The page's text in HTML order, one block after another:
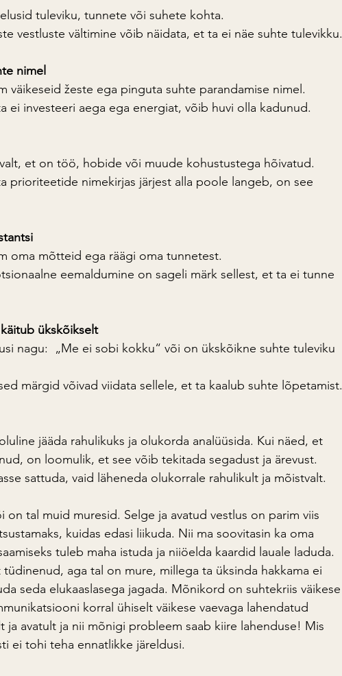
tuleviku, tunnete või suhete kohta.
vestluste vältimine võib näidata, et ta ei näe suhte tulevikku.
nimel
väikeseid žeste ega pinguta suhte parandamise nimel.
ei investeeri aega ega energiat, võib huvi olla kadunud.
et on töö, hobide või muude kohustustega hõivatud.
prioriteetide nimekirjas järjest alla poole langeb, on see
oma mõtteid ega räägi oma tunnetest.
eemaldumine on sageli märk sellest, et ta ei tunne
ükskõikselt
nagu:  „Me ei sobi kokku“ või on ükskõikne suhte tuleviku
märgid võivad viidata sellele, et ta kaalub suhte lõpetamist.
jääda rahulikuks ja olukorda analüüsida. Kui näed, et
on loomulik, et see võib tekitada segadust ja ärevust.
sattuda, vaid läheneda olukorrale rahulikult ja mõistvalt.
on tal muid muresid. Selge ja avatud vestlus on parim viis
kuidas edasi liikuda. Nii ma soovitasin ka oma
tuleb maha istuda ja niiöelda kaardid lauale laduda.
aga tal on mure, millega ta üksinda hakkama ei
seda elukaaslasega jagada. Mõnikord on suhtekriis väikese
korral ühiselt väikese vaevaga lahendatud
ja avatult ja nii mõnigi probleem saab kiire lahenduse! Mis
ei tohi teha ennatlikke järeldusi.